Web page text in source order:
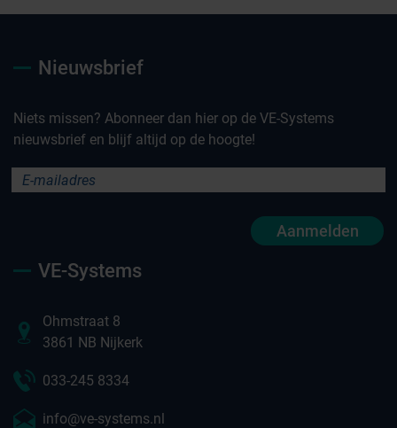
Nieuwsbrief
Niets missen? Abonneer dan hier op de VE-Systems
nieuwsbrief en blijf altijd op de hoogte!
Aanmelden
VE-Systems
Ohmstraat 8
3861 NB Nijkerk
033-245 8334
info@ve-systems.nl